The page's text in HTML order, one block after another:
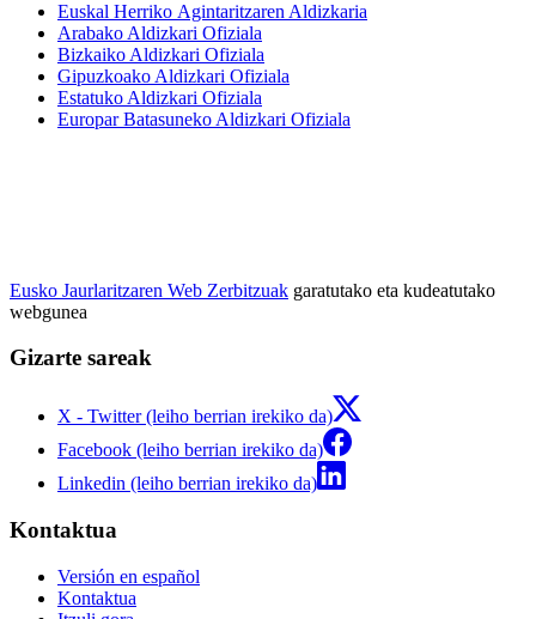
Euskal Herriko Agintaritzaren Aldizkaria
Arabako Aldizkari Ofiziala
Bizkaiko Aldizkari Ofiziala
Gipuzkoako Aldizkari Ofiziala
Estatuko Aldizkari Ofiziala
Europar Batasuneko Aldizkari Ofiziala
Eusko Jaurlaritzaren Web Zerbitzuak garatutako eta kudeatutako
webgunea
Gizarte sareak
X - Twitter (leiho berrian irekiko da)
Facebook (leiho berrian irekiko da)
Linkedin (leiho berrian irekiko da)
Kontaktua
Versión en español
Kontaktua